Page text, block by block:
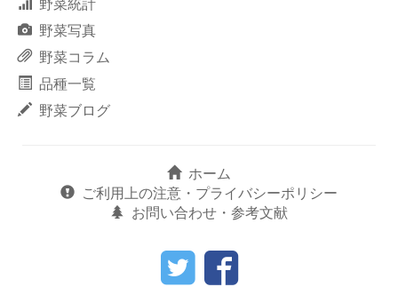
野菜写真
野菜コラム
品種一覧
野菜ブログ
ホーム
ご利用上の注意・プライバシーポリシー
お問い合わせ・参考文献